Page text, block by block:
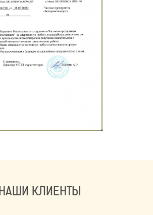
НАШИ КЛИЕНТЫ